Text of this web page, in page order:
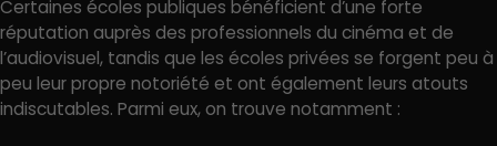
Certaines écoles publiques bénéficient d’une forte
réputation auprès des professionnels du cinéma et de
l’audiovisuel, tandis que les écoles privées se forgent peu à
peu leur propre notoriété et ont également leurs atouts
indiscutables. Parmi eux, on trouve notamment :